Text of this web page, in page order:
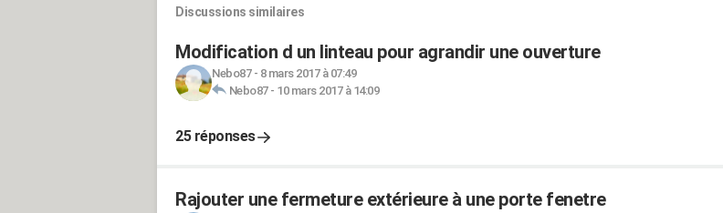
Discussions similaires
Modification d un linteau pour agrandir une ouverture
Nebo87- 8 mars 2017 à 07:49
Nebo87- 10 mars 2017 à 14:09
25 réponses
Rajouter une fermeture extérieure à une porte fenetre